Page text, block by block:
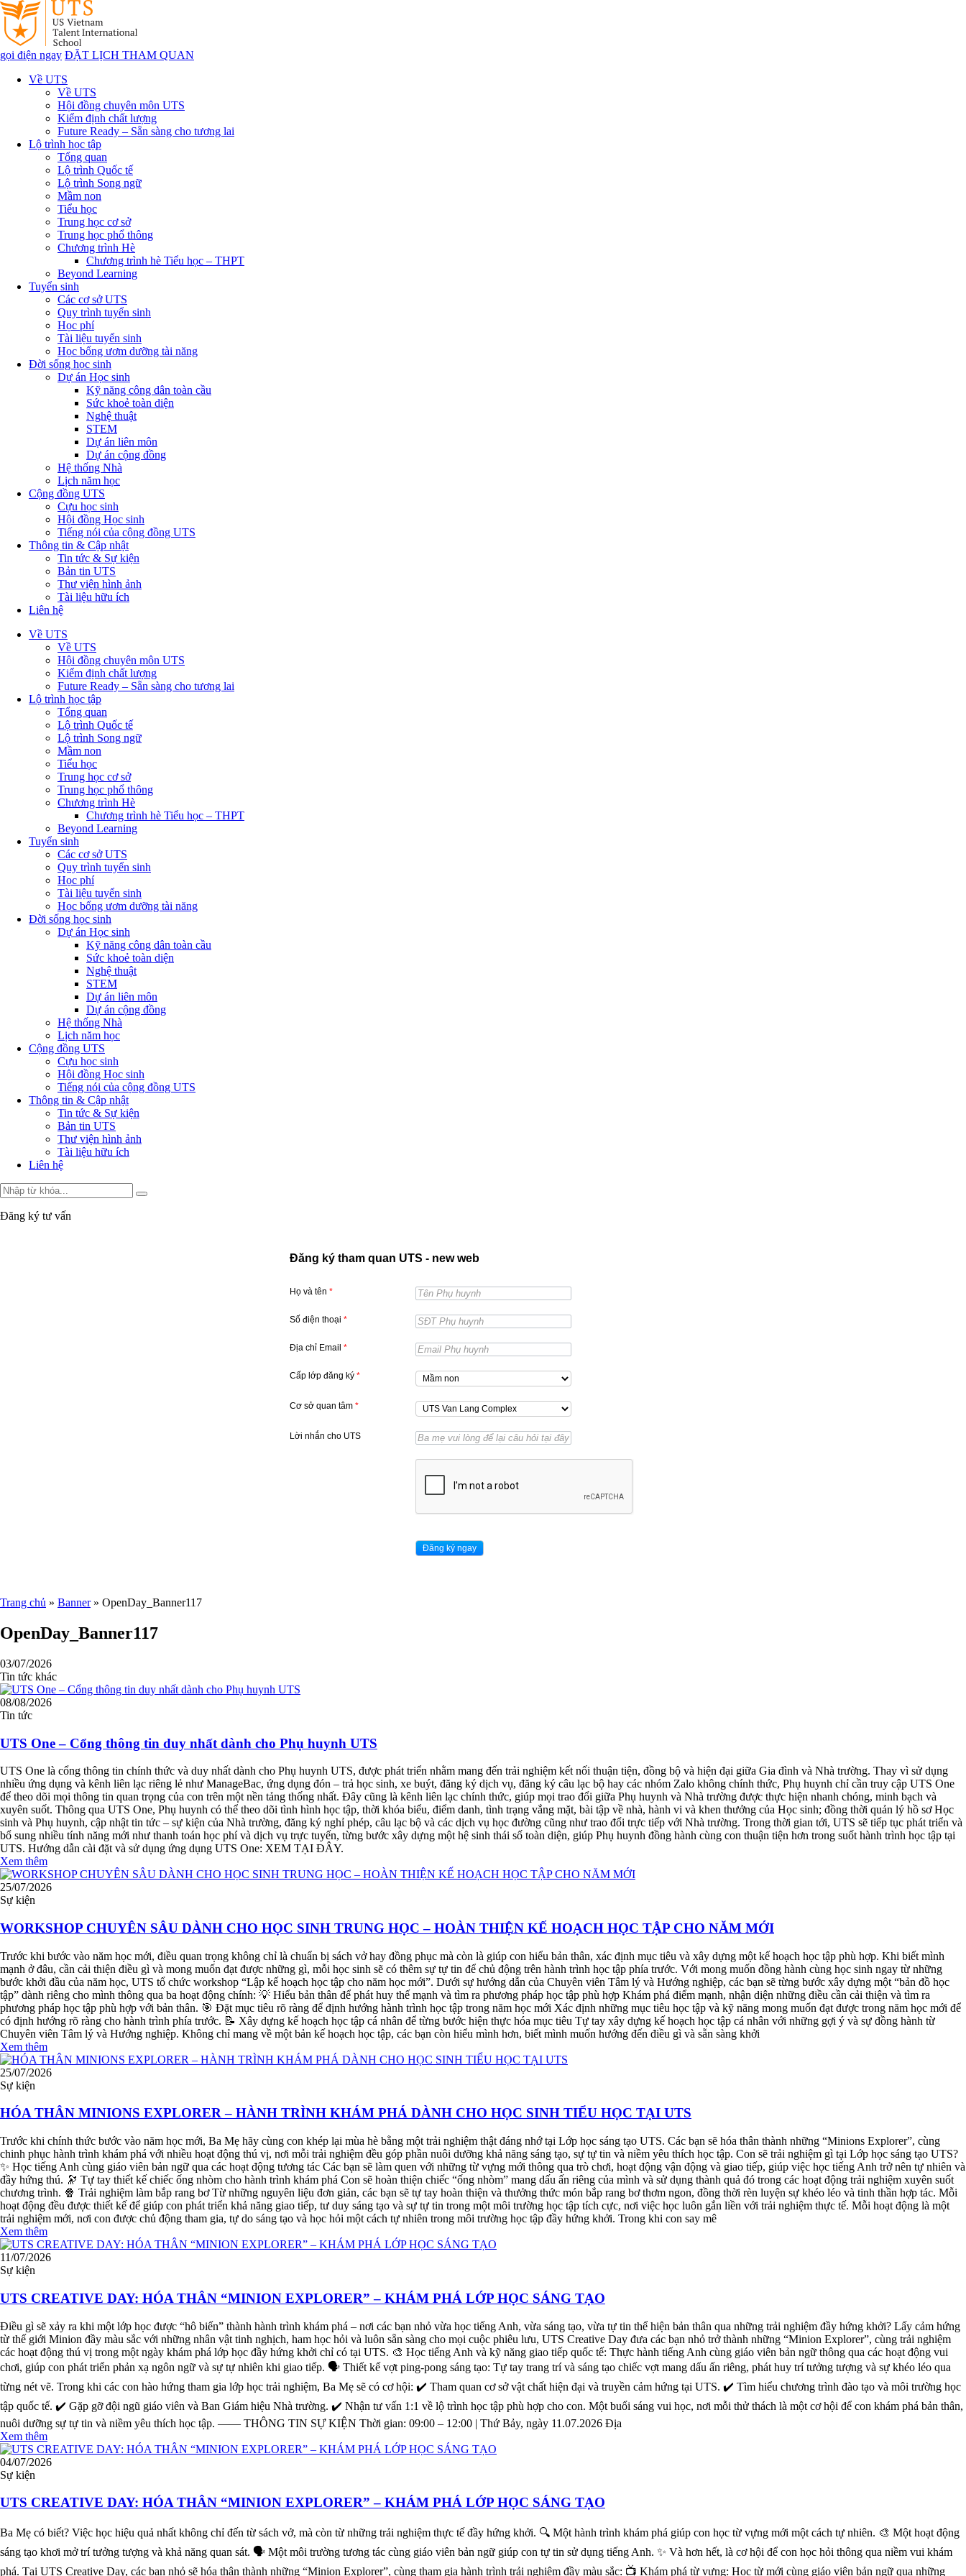
gọi điện ngay ĐẶT LỊCH THAM QUAN
Về UTS
Về UTS
Hội đồng chuyên môn UTS
Kiểm định chất lượng
Future Ready – Sẵn sàng cho tương lai
Lộ trình học tập
Tổng quan
Lộ trình Quốc tế
Lộ trình Song ngữ
Mầm non
Tiểu học
Trung học cơ sở
Trung học phổ thông
Chương trình Hè
Chương trình hè Tiểu học – THPT
Beyond Learning
Tuyển sinh
Các cơ sở UTS
Quy trình tuyển sinh
Học phí
Tài liệu tuyển sinh
Học bổng ươm dưỡng tài năng
Đời sống học sinh
Dự án Học sinh
Kỹ năng công dân toàn cầu
Sức khoẻ toàn diện
Nghệ thuật
STEM
Dự án liên môn
Dự án cộng đồng
Hệ thống Nhà
Lịch năm học
Cộng đồng UTS
Cựu học sinh
Hội đồng Học sinh
Tiếng nói của cộng đồng UTS
Thông tin & Cập nhật
Tin tức & Sự kiện
Bản tin UTS
Thư viện hình ảnh
Tài liệu hữu ích
Liên hệ
Về UTS
Về UTS
Hội đồng chuyên môn UTS
Kiểm định chất lượng
Future Ready – Sẵn sàng cho tương lai
Lộ trình học tập
Tổng quan
Lộ trình Quốc tế
Lộ trình Song ngữ
Mầm non
Tiểu học
Trung học cơ sở
Trung học phổ thông
Chương trình Hè
Chương trình hè Tiểu học – THPT
Beyond Learning
Tuyển sinh
Các cơ sở UTS
Quy trình tuyển sinh
Học phí
Tài liệu tuyển sinh
Học bổng ươm dưỡng tài năng
Đời sống học sinh
Dự án Học sinh
Kỹ năng công dân toàn cầu
Sức khoẻ toàn diện
Nghệ thuật
STEM
Dự án liên môn
Dự án cộng đồng
Hệ thống Nhà
Lịch năm học
Cộng đồng UTS
Cựu học sinh
Hội đồng Học sinh
Tiếng nói của cộng đồng UTS
Thông tin & Cập nhật
Tin tức & Sự kiện
Bản tin UTS
Thư viện hình ảnh
Tài liệu hữu ích
Liên hệ
Đăng ký tư vấn
Đăng ký tham quan UTS - new web
Họ và tên *
Số điện thoại *
Địa chỉ Email *
Cấp lớp đăng ký *
Cơ sở quan tâm *
Lời nhắn cho UTS
Trang chủ » Banner» OpenDay_Banner117
OpenDay_Banner117
03/07/2026
Tin tức khác
08/08/2026
Tin tức
UTS One – Cổng thông tin duy nhất dành cho Phụ huynh UTS
UTS One là cổng thông tin chính thức và duy nhất dành cho Phụ huynh UTS, được phát triển nhằm mang đến trải nghiệm kết nối thuận tiện, đồng bộ và hiện đại giữa Gia đình và Nhà trường. Thay vì sử dụng
nhiều ứng dụng và kênh liên lạc riêng lẻ như ManageBac, ứng dụng đón – trả học sinh, xe buýt, đăng ký dịch vụ, đăng ký câu lạc bộ hay các nhóm Zalo không chính thức, Phụ huynh chỉ cần truy cập UTS One
để theo dõi mọi thông tin quan trọng của con trên một nền tảng thống nhất. Đây cũng là kênh liên lạc chính thức, giúp mọi trao đổi giữa Phụ huynh và Nhà trường được thực hiện nhanh chóng, minh bạch và
xuyên suốt. Thông qua UTS One, Phụ huynh có thể theo dõi tình hình học tập, thời khóa biểu, điểm danh, tình trạng vắng mặt, bài tập về nhà, hành vi và khen thưởng của Học sinh; đồng thời quản lý hồ sơ Học
sinh và Phụ huynh, cập nhật tin tức – sự kiện của Nhà trường, đăng ký nghỉ phép, câu lạc bộ và các dịch vụ học đường cũng như trao đổi trực tiếp với Nhà trường. Trong thời gian tới, UTS sẽ tiếp tục phát triển và
bổ sung nhiều tính năng mới như thanh toán học phí và dịch vụ trực tuyến, từng bước xây dựng một hệ sinh thái số toàn diện, giúp Phụ huynh đồng hành cùng con thuận tiện hơn trong suốt hành trình học tập tại
UTS. Hướng dẫn cài đặt và sử dụng ứng dụng UTS One: XEM TẠI ĐÂY.
Xem thêm
25/07/2026
Sự kiện
WORKSHOP CHUYÊN SÂU DÀNH CHO HỌC SINH TRUNG HỌC – HOÀN THIỆN KẾ HOẠCH HỌC TẬP CHO NĂM MỚI
Trước khi bước vào năm học mới, điều quan trọng không chỉ là chuẩn bị sách vở hay đồng phục mà còn là giúp con hiểu bản thân, xác định mục tiêu và xây dựng một kế hoạch học tập phù hợp. Khi biết mình
mạnh ở đâu, cần cải thiện điều gì và mong muốn đạt được những gì, mỗi học sinh sẽ có thêm sự tự tin để chủ động trên hành trình học tập phía trước. Với mong muốn đồng hành cùng học sinh ngay từ những
bước khởi đầu của năm học, UTS tổ chức workshop “Lập kế hoạch học tập cho năm học mới”. Dưới sự hướng dẫn của Chuyên viên Tâm lý và Hướng nghiệp, các bạn sẽ từng bước xây dựng một “bản đồ học
tập” dành riêng cho mình thông qua ba hoạt động chính: 💡 Hiểu bản thân để phát huy thế mạnh và tìm ra phương pháp học tập phù hợp Khám phá điểm mạnh, nhận diện những điều cần cải thiện và tìm ra
phương pháp học tập phù hợp với bản thân. 🎯 Đặt mục tiêu rõ ràng để định hướng hành trình học tập trong năm học mới Xác định những mục tiêu học tập và kỹ năng mong muốn đạt được trong năm học mới để
có định hướng rõ ràng cho hành trình phía trước. 📝 Xây dựng kế hoạch học tập cá nhân để từng bước hiện thực hóa mục tiêu Tự tay xây dựng kế hoạch học tập cá nhân với những gợi ý và sự đồng hành từ
Chuyên viên Tâm lý và Hướng nghiệp. Không chỉ mang về một bản kế hoạch học tập, các bạn còn hiểu mình hơn, biết mình muốn hướng đến điều gì và sẵn sàng khởi
Xem thêm
25/07/2026
Sự kiện
HÓA THÂN MINIONS EXPLORER – HÀNH TRÌNH KHÁM PHÁ DÀNH CHO HỌC SINH TIỂU HỌC TẠI UTS
Trước khi chính thức bước vào năm học mới, Ba Mẹ hãy cùng con khép lại mùa hè bằng một trải nghiệm thật đáng nhớ tại Lớp học sáng tạo UTS. Các bạn sẽ hóa thân thành những “Minions Explorer”, cùng
chinh phục hành trình khám phá với nhiều hoạt động thú vị, nơi mỗi trải nghiệm đều góp phần nuôi dưỡng khả năng sáng tạo, sự tự tin và niềm yêu thích học tập. Con sẽ trải nghiệm gì tại Lớp học sáng tạo UTS?
✨ Học tiếng Anh cùng giáo viên bản ngữ qua các hoạt động tương tác Các bạn sẽ làm quen với những từ vựng mới thông qua trò chơi, hoạt động vận động và giao tiếp, giúp việc học tiếng Anh trở nên tự nhiên và
đầy hứng thú. 🔭 Tự tay thiết kế chiếc ống nhòm cho hành trình khám phá Con sẽ hoàn thiện chiếc “ống nhòm” mang dấu ấn riêng của mình và sử dụng thành quả đó trong các hoạt động trải nghiệm xuyên suốt
chương trình. 🍿 Trải nghiệm làm bắp rang bơ Từ những nguyên liệu đơn giản, các bạn sẽ tự tay hoàn thiện và thưởng thức món bắp rang bơ thơm ngon, đồng thời rèn luyện sự khéo léo và tinh thần hợp tác. Mỗi
hoạt động đều được thiết kế để giúp con phát triển khả năng giao tiếp, tư duy sáng tạo và sự tự tin trong một môi trường học tập tích cực, nơi việc học luôn gắn liền với trải nghiệm thực tế. Mỗi hoạt động là một
trải nghiệm mới, nơi con được chủ động tham gia, tự do sáng tạo và học hỏi một cách tự nhiên trong môi trường học tập đầy hứng khởi. Trong khi con say mê
Xem thêm
11/07/2026
Sự kiện
UTS CREATIVE DAY: HÓA THÂN “MINION EXPLORER” – KHÁM PHÁ LỚP HỌC SÁNG TẠO
Điều gì sẽ xảy ra khi một lớp học được “hô biến” thành hành trình khám phá – nơi các bạn nhỏ vừa học tiếng Anh, vừa sáng tạo, vừa tự tin thể hiện bản thân qua những trải nghiệm đầy hứng khởi? Lấy cảm hứng
từ thế giới Minion đầy màu sắc với những nhân vật tinh nghịch, ham học hỏi và luôn sẵn sàng cho mọi cuộc phiêu lưu, UTS Creative Day đưa các bạn nhỏ trở thành những “Minion Explorer”, cùng trải nghiệm
các hoạt động thú vị trong một ngày khám phá lớp học đầy hứng khởi chỉ có tại UTS. 🎨 Học tiếng Anh và kỹ năng giao tiếp quốc tế: Thực hành tiếng Anh cùng giáo viên bản ngữ thông qua các hoạt động vui
chơi, giúp con phát triển phản xạ ngôn ngữ và sự tự nhiên khi giao tiếp. 🗣️ Thiết kế vợt ping-pong sáng tạo: Tự tay trang trí và sáng tạo chiếc vợt mang dấu ấn riêng, phát huy trí tưởng tượng và sự khéo léo qua
từng nét vẽ. Trong khi các con hào hứng tham gia lớp học trải nghiệm, Ba Mẹ sẽ có cơ hội: ✔️ Tham quan cơ sở vật chất hiện đại và truyền cảm hứng tại UTS. ✔️ Tìm hiểu chương trình đào tạo và môi trường học
tập quốc tế. ✔️ Gặp gỡ đội ngũ giáo viên và Ban Giám hiệu Nhà trường. ✔️ Nhận tư vấn 1:1 về lộ trình học tập phù hợp cho con. Một buổi sáng vui học, nơi mỗi thử thách là một cơ hội để con khám phá bản thân,
nuôi dưỡng sự tự tin và niềm yêu thích học tập. —— THÔNG TIN SỰ KIỆN Thời gian: 09:00 – 12:00 | Thứ Bảy, ngày 11.07.2026 Địa
Xem thêm
04/07/2026
Sự kiện
UTS CREATIVE DAY: HÓA THÂN “MINION EXPLORER” – KHÁM PHÁ LỚP HỌC SÁNG TẠO
Ba Mẹ có biết? Việc học hiệu quả nhất không chỉ đến từ sách vở, mà còn từ những trải nghiệm thực tế đầy hứng khởi. 🔍 Một hành trình khám phá giúp con học từ vựng mới một cách tự nhiên. 🎨 Một hoạt động
sáng tạo khơi mở trí tưởng tượng và khả năng quan sát. 🗣️ Một môi trường tương tác cùng giáo viên bản ngữ giúp con tự tin sử dụng tiếng Anh. ✨ Và hơn hết, là cơ hội để con học hỏi thông qua niềm vui khám
phá. Tại UTS Creative Day, các bạn nhỏ sẽ hóa thân thành những “Minion Explorer”, cùng tham gia hành trình trải nghiệm đầy màu sắc: 📺 Khám phá từ vựng: Học từ mới cùng giáo viên bản ngữ qua những